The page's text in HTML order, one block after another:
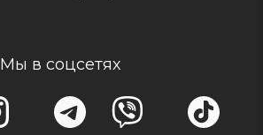
Мы в соцсетях